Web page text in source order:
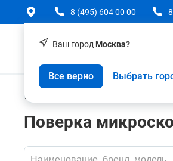
Ваш город Москва?
Все верно Выбрать
8 (495) 604 00 00
Услуги
Поверка